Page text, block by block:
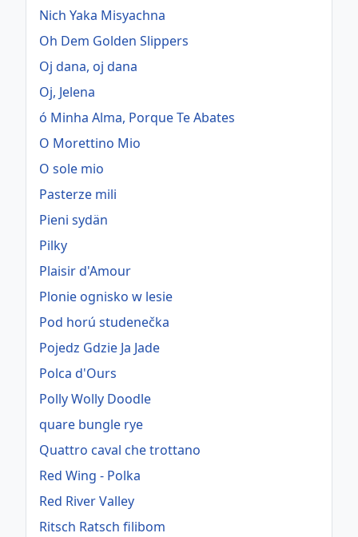
Nich Yaka Misyachna
Oh Dem Golden Slippers
Oj dana, oj dana
Oj, Jelena
ó Minha Alma, Porque Te Abates
O Morettino Mio
O sole mio
Pasterze mili
Pieni sydän
Pilky
Plaisir d'Amour
Plonie ognisko w lesie
Pod horú studenečka
Pojedz Gdzie Ja Jade
Polca d'Ours
Polly Wolly Doodle
quare bungle rye
Quattro caval che trottano
Red Wing - Polka
Red River Valley
Ritsch Ratsch filibom